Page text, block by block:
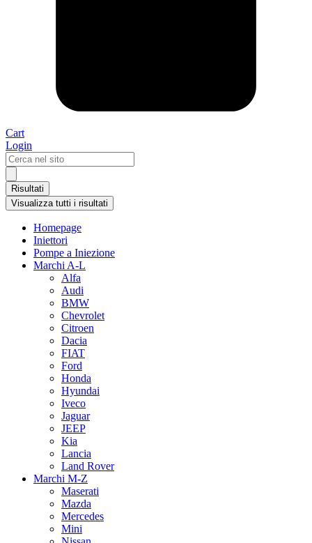
Cart
Login
Search
...
Risultati
Visualizza tutti i risultati
Homepage
Iniettori
Pompe a Iniezione
Marchi A-L
Alfa
Audi
BMW
Chevrolet
Citroen
Dacia
FIAT
Ford
Honda
Hyundai
Iveco
Jaguar
JEEP
Kia
Lancia
Land Rover
Marchi M-Z
Maserati
Mazda
Mercedes
Mini